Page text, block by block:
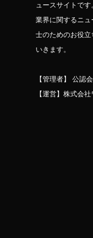
ュースサイトで
業界に関するニ
士のためのお役
いきます。
【管理者】 公認
【運営】株式会